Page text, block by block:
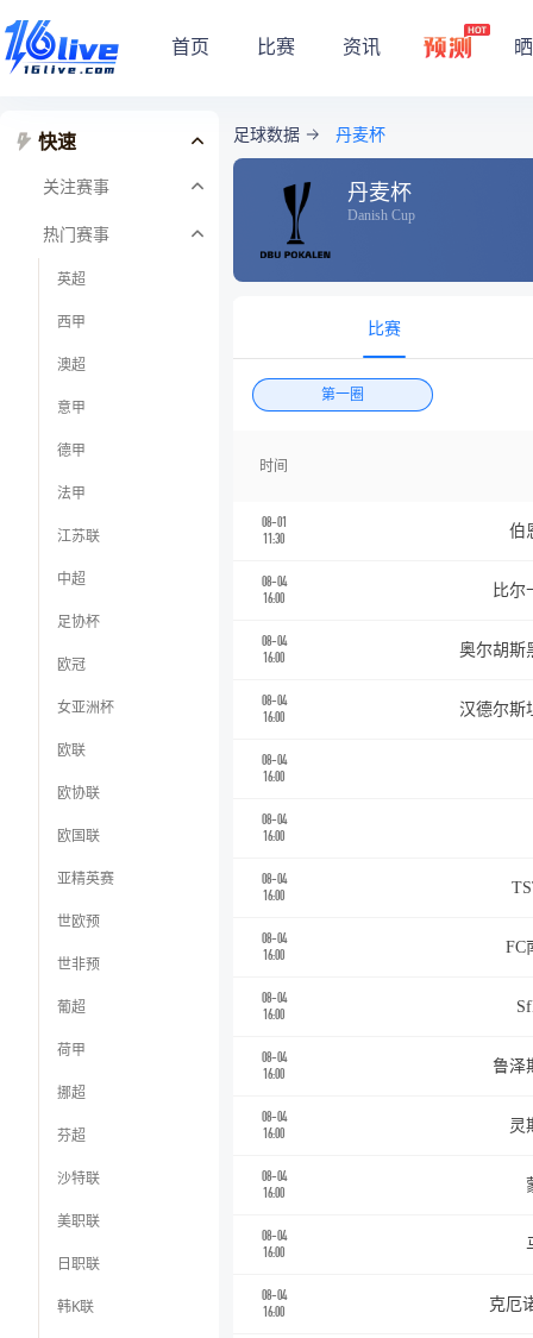
首页 比赛 资讯
快速
关注赛事
热门赛事
英超
西甲
澳超
意甲
德甲
法甲
江苏联
中超
足协杯
欧冠
女亚洲杯
欧联
欧协联
欧国联
亚精英赛
世欧预
世非预
葡超
荷甲
挪超
芬超
沙特联
美职联
日职联
韩K联
足球数据 丹麦杯
丹麦杯
Danish Cup
比赛
第一圈
时间
08-01
11:30
伯
08-04
16:00
比尔
08-04
16:00
奥尔胡斯
08-04
16:00
汉德尔斯
08-04
16:00
08-04
16:00
08-04
16:00
08-04
16:00
FC
08-04
16:00
08-04
16:00
鲁泽
08-04
16:00
灵
08-04
16:00
08-04
16:00
08-04
16:00
克厄